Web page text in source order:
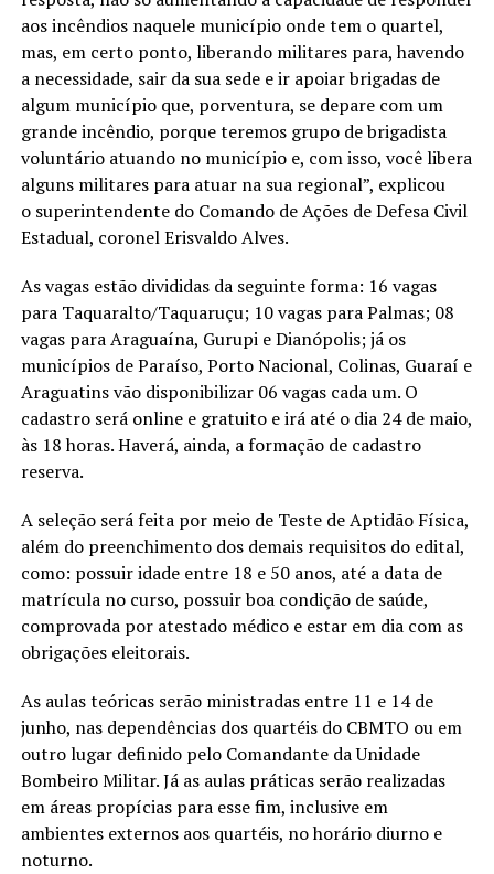
aos incêndios naquele município onde tem o quartel,
mas, em certo ponto, liberando militares para, havendo
a necessidade, sair da sua sede e ir apoiar brigadas de
algum município que, porventura, se depare com um
grande incêndio, porque teremos grupo de brigadista
voluntário atuando no município e, com isso, você libera
alguns militares para atuar na sua regional”, explicou
o superintendente do Comando de Ações de Defesa Civil
Estadual, coronel Erisvaldo Alves.
As vagas estão divididas da seguinte forma: 16 vagas
para Taquaralto/Taquaruçu; 10 vagas para Palmas; 08
vagas para Araguaína, Gurupi e Dianópolis; já os
municípios de Paraíso, Porto Nacional, Colinas, Guaraí e
Araguatins vão disponibilizar 06 vagas cada um. O
cadastro será online e gratuito e irá até o dia 24 de maio,
às 18 horas. Haverá, ainda, a formação de cadastro
reserva.
A seleção será feita por meio de Teste de Aptidão Física,
além do preenchimento dos demais requisitos do edital,
como: possuir idade entre 18 e 50 anos, até a data de
matrícula no curso, possuir boa condição de saúde,
comprovada por atestado médico e estar em dia com as
obrigações eleitorais.
As aulas teóricas serão ministradas entre 11 e 14 de
junho, nas dependências dos quartéis do CBMTO ou em
outro lugar definido pelo Comandante da Unidade
Bombeiro Militar. Já as aulas práticas serão realizadas
em áreas propícias para esse fim, inclusive em
ambientes externos aos quartéis, no horário diurno e
noturno.